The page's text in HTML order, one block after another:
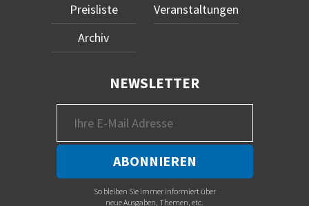
Preisliste
Archiv
Veranstaltungen
NEWSLETTER
So bleiben Sie immer informiert über
neue Ausgaben, Themen, etc.